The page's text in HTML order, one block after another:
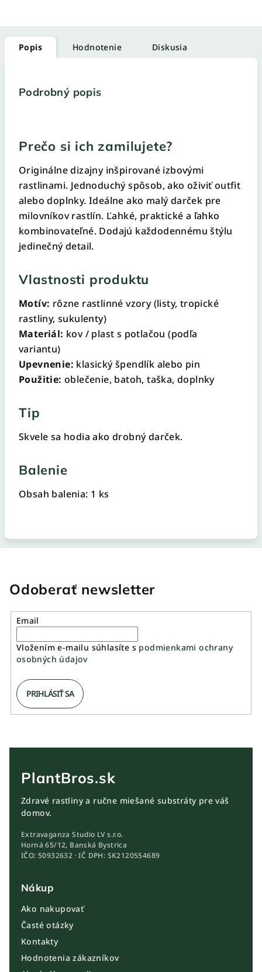
Popis Hodnotenie Diskusia
Podrobný popis
Prečo si ich zamilujete?
Originálne dizajny inšpirované izbovými
rastlinami. Jednoduchý spôsob, ako oživiť outfit
alebo doplnky. Ideálne ako malý darček pre
milovníkov rastlín. Ľahké, praktické a ľahko
kombinovateľné. Dodajú každodennému štýlu
jedinečný detail.
Vlastnosti produktu
Motív: rôzne rastlinné vzory (listy, tropické
rastliny, sukulenty)
Materiál: kov / plast s potlačou (podľa
variantu)
Upevnenie: klasický špendlík alebo pin
Použitie: oblečenie, batoh, taška, doplnky
Tip
Skvele sa hodia ako drobný darček.
Balenie
Obsah balenia: 1 ks
Odoberať newsletter
Email
Vložením e-mailu súhlasíte s podmienkami ochrany
osobných údajov
PRIHLÁSIŤ SA
PlantBros.sk
Zdravé rastliny a ručne miešané substráty pre váš
domov.
Extravaganza Studio LV s.r.o.
Horná 65/12, Banská Bystrica
IČO: 50932632 · IČ DPH: SK2120554689
Nákup
Ako nakupovať
Časté otázky
Kontakty
Hodnotenia zákazníkov